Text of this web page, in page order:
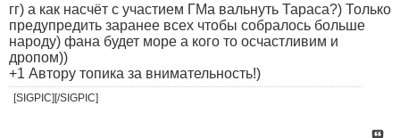
гг) а как насчёт с участием ГМа вальнуть Тараса?) Только
предупредить заранее всех чтобы собралось больше
народу) фана будет море а кого то осчастливим и
дропом))
+1 Автору топика за внимательность!)
[SIGPIC][/SIGPIC]